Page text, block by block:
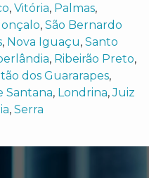
, Vitória, Palmas,
, São Bernardo
, Nova Iguaçu, Santo
, Ribeirão Preto,
dos Guararapes,
Santana, Londrina,Juiz
, Serra